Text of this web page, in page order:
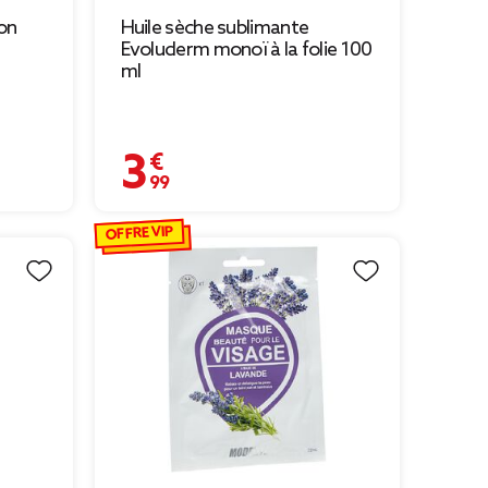
Huile sèche sublimante
Evoluderm monoï à la folie 100
ml
3,99 €
OFFRE VIP